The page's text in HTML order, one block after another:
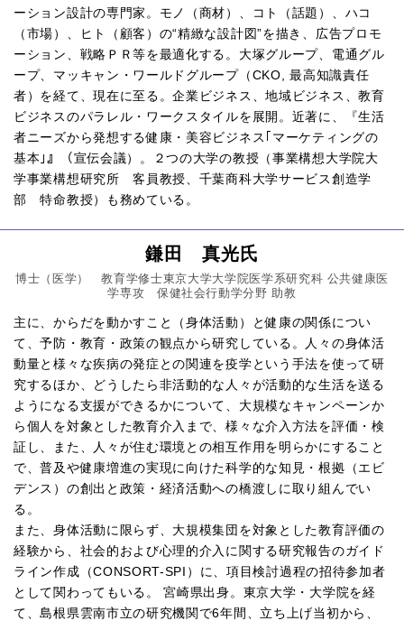
ーション設計の専門家。モノ（商材）、コト（話題）、ハコ
（市場）、ヒト（顧客）の“精緻な設計図”を描き、広告プロモ
ーション、戦略ＰＲ等を最適化する。大塚グループ、電通グル
ープ、マッキャン・ワールドグループ（CKO, 最高知識責任
者）を経て、現在に至る。企業ビジネス、地域ビジネス、教育
ビジネスのパラレル・ワークスタイルを展開。近著に、『生活
者ニーズから発想する健康・美容ビジネス｢マーケティングの
基本｣』（宣伝会議）。２つの大学の教授（事業構想大学院大
学事業構想研究所　客員教授、千葉商科大学サービス創造学
部　特命教授）も務めている。
鎌田 真光氏
博士（医学） 教育学修士東京大学大学院医学系研究科 公共健康医
学専攻 保健社会行動学分野 助教
主に、からだを動かすこと（身体活動）と健康の関係につい
て、予防・教育・政策の観点から研究している。人々の身体活
動量と様々な疾病の発症との関連を疫学という手法を使って研
究するほか、どうしたら非活動的な人々が活動的な生活を送る
ようになる支援ができるかについて、大規模なキャンペーンか
ら個人を対象とした教育介入まで、様々な介入方法を評価・検
証し、また、人々が住む環境との相互作用を明らかにすること
で、普及や健康増進の実現に向けた科学的な知見・根拠（エビ
デンス）の創出と政策・経済活動への橋渡しに取り組んでい
る。
また、身体活動に限らず、大規模集団を対象とした教育評価の
経験から、社会的および心理的介入に関する研究報告のガイド
ライン作成（CONSORT-SPI）に、項目検討過程の招待参加者
として関わってもいる。 宮崎県出身。東京大学・大学院を経
て、島根県雲南市立の研究機関で6年間、立ち上げ当初から、